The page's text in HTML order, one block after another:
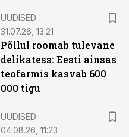
UUDISED
31.07.26, 13:21
Põllul roomab tulevane
delikatess: Eesti ainsas
teofarmis kasvab 600
000 tigu
UUDISED
04.08.26, 11:23